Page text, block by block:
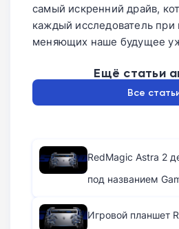
самый искренний драйв,
каждый исследователь при
меняющих наше будущее
Ещё статьи
Все
RedMagic Astra 2
под названием
Игровой планшет